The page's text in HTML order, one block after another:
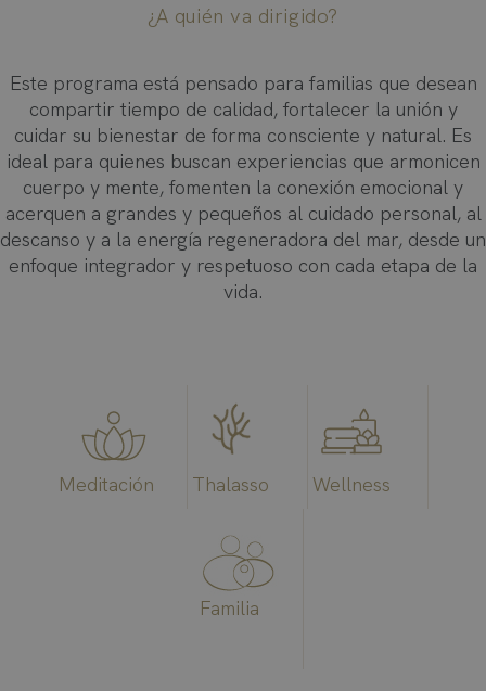
¿A quién va dirigido?
Este programa está pensado para familias que desean
compartir tiempo de calidad, fortalecer la unión y
cuidar su bienestar de forma consciente y natural. Es
ideal para quienes buscan experiencias que armonicen
cuerpo y mente, fomenten la conexión emocional y
acerquen a grandes y pequeños al cuidado personal, al
descanso y a la energía regeneradora del mar, desde un
enfoque integrador y respetuoso con cada etapa de la
vida.
Meditación Thalasso Wellness
Familia